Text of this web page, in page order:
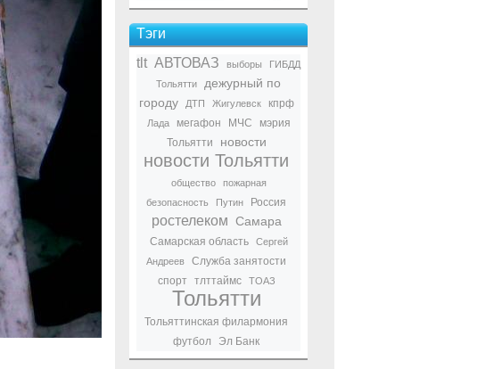
Тэги
tlt АВТОВАЗ выборы
ГИБДД
Тольятти
дежурный по
городу
ДТП Жигулевск кпрф
Лада мегафон МЧС
мэрия
Тольятти
новости
новости Тольятти
общество
пожарная
безопасность
Путин Россия
ростелеком Самара
Самарская область
Сергей
Андреев
Служба занятости
спорт
тлттаймс ТОАЗ
Тольятти
Тольяттинская филармония
футбол
Эл Банк